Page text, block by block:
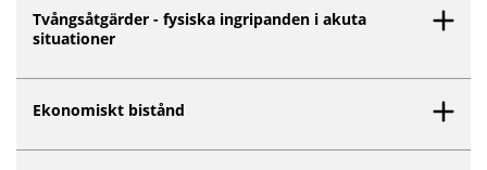
Tvångsåtgärder - fysiska ingripanden i akuta
situationer
Ekonomiskt bistånd